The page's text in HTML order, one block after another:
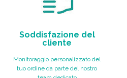
Soddisfazione del
cliente
Monitoraggio personalizzato del
tuo ordine da parte del nostro